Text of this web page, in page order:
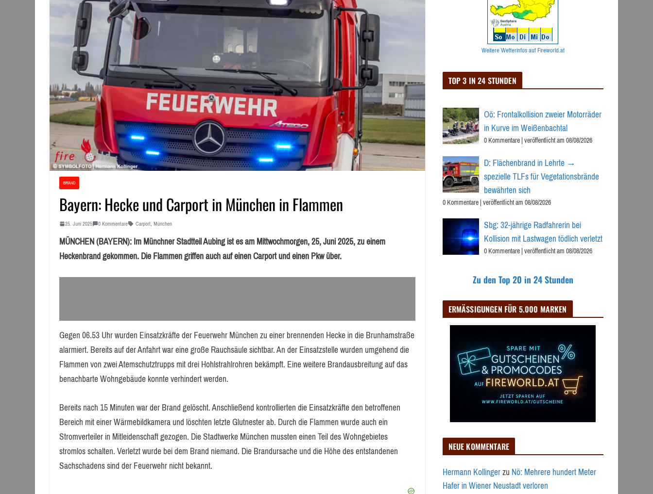
BRAND
Bayern: Hecke und Carport in München in Flammen
25. Juni 2025 0 Kommentare Carport, München
MÜNCHEN (BAYERN): Im Münchner Stadtteil Aubing ist es am Mittwochmorgen, 25, Juni 2025, zu einem
Heckenbrand gekommen. Die Flammen griffen auch auf einen Carport und einen Pkw über.
Gegen 06.53 Uhr wurden Einsatzkräfte der Feuerwehr München zu einer brennenden Hecke in die Brunhamstraße
alarmiert. Bereits auf der Anfahrt war eine große Rauchsäule sichtbar. An der Einsatzstelle wurden umgehend die
Flammen von zwei Atemschutztrupps mit drei Hohlstrahlrohren bekämpft. Eine weitere Brandausbreitung auf das
benachbarte Wohngebäude konnte verhindert werden.
Bereits nach 15 Minuten war der Brand gelöscht. Anschließend kontrollierten die Einsatzkräfte den betroffenen
Bereich mit einer Wärmebildkamera und löschten letzte Glutnester ab. Durch die Flammen wurde auch ein
Stromverteiler in Mitleidenschaft gezogen. Die Stadtwerke München mussten einen Teil des Wohngebietes
stromlos schalten. Verletzt wurde bei dem Brand niemand. Die Brandursache und die Höhe des entstandenen
Sachschadens sind der Feuerwehr nicht bekannt.
Weitere Wetterinfos auf Fireworld.at
TOP 3 IN 24 STUNDEN
Oö: Frontalkollision zweier Motorräder
in Kurve im Weißenbachtal
0 Kommentare|veröffentlicht am 08/08/2026
D: Flächenbrand in Lehrte →
spezielle TLFs für Vegetationsbrände
bewährten sich
0 Kommentare|veröffentlicht am 08/08/2026
Sbg: 32-jährige Radfahrerin bei
Kollision mit Lastwagen tödlich verletzt
0 Kommentare|veröffentlicht am 08/08/2026
Zu den Top 20 in 24 Stunden
ERMÄSSIGUNGEN FÜR 5.000 MARKEN
NEUE KOMMENTARE
Hermann KollingerzuNö: Mehrere hundert Meter
Hafer in Wiener Neustadt verloren